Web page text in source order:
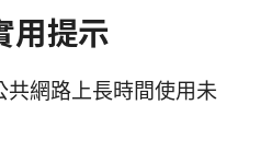
用提示
共網路上長時間使用未